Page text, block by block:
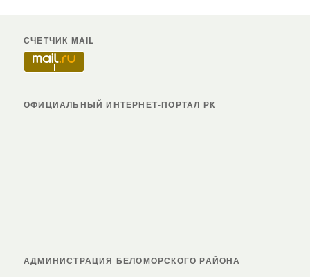
СЧЕТЧИК MAIL
ОФИЦИАЛЬНЫЙ ИНТЕРНЕТ-ПОРТАЛ РК
АДМИНИСТРАЦИЯ БЕЛОМОРСКОГО РАЙОНА